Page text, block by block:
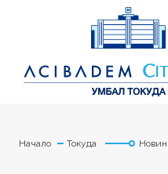
Начало Токуда